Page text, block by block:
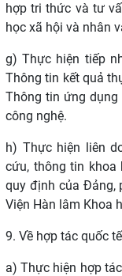
hợp tri thức và tư
học xã hội và nhân
g) Thực hiện tiếp
Thông tin kết quả
Thông tin ứng
công nghệ.
h) Thực hiện liên
cứu, thông tin khoa
quy định của Đảng,
Viện Hàn lâm Khoa
9. Về hợp tác quốc tế
a)Thực hiện hợp